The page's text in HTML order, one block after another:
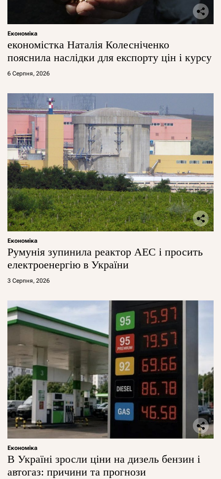
Економіка
економістка Наталія Колесніченко
пояснила наслідки для експорту цін і курсу
6 Серпня, 2026
Економіка
Румунія зупинила реактор АЕС і просить
електроенергію в України
3 Серпня, 2026
Економіка
В Україні зросли ціни на дизель бензин і
автогаз: причини та прогнози